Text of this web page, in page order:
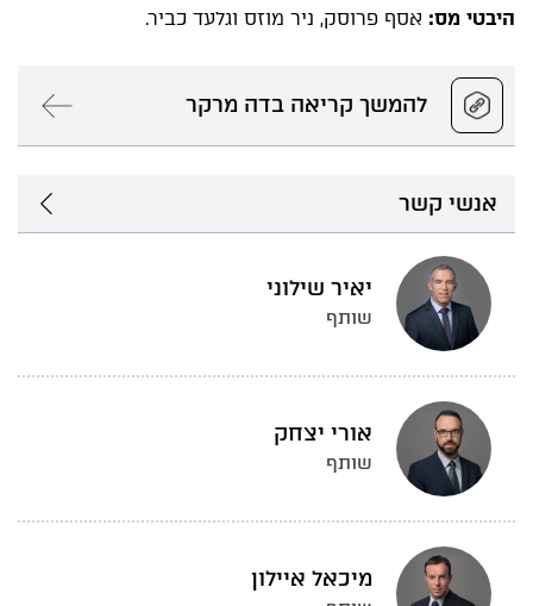
היבטי מס: אסף פרוסק, ניר מוזס וגלעד כביר.
להמשך קריאה בדה מרקר
אנשי קשר
יאיר שילוני
שותף
אורי יצחק
שותף
מיכאל איילון